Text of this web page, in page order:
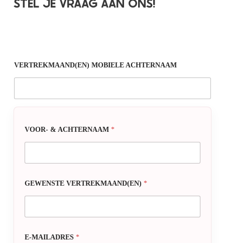
VERTREKMAAND(EN) MOBIELE ACHTERNAAM
VOOR- & ACHTERNAAM*
GEWENSTE VERTREKMAAND(EN)*
E-MAILADRES*